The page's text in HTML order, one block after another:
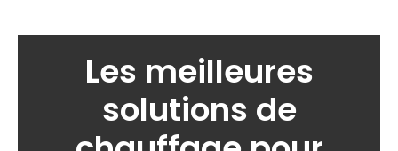
Les meilleures
solutions de